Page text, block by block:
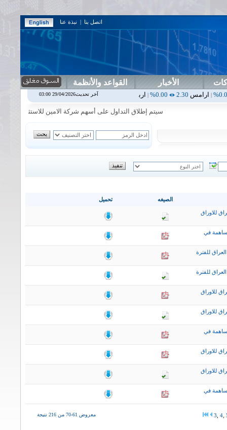
اتصل بنا | نبذة عنا
الأخبار القواعد والأنظمة
2.30
|اربيل 0.00%
0.00%
|اسفنج1.87
سيتم إطلاق التداول على أسهم شركة الامين للاستثمار المالي في
تحميل الصيغه
للاوراق
في
للفترة
للفترة
للاوراق
للاوراق
في
للاوراق
للاوراق
في
معروض 61-70 من 216 نتيجة 3 4